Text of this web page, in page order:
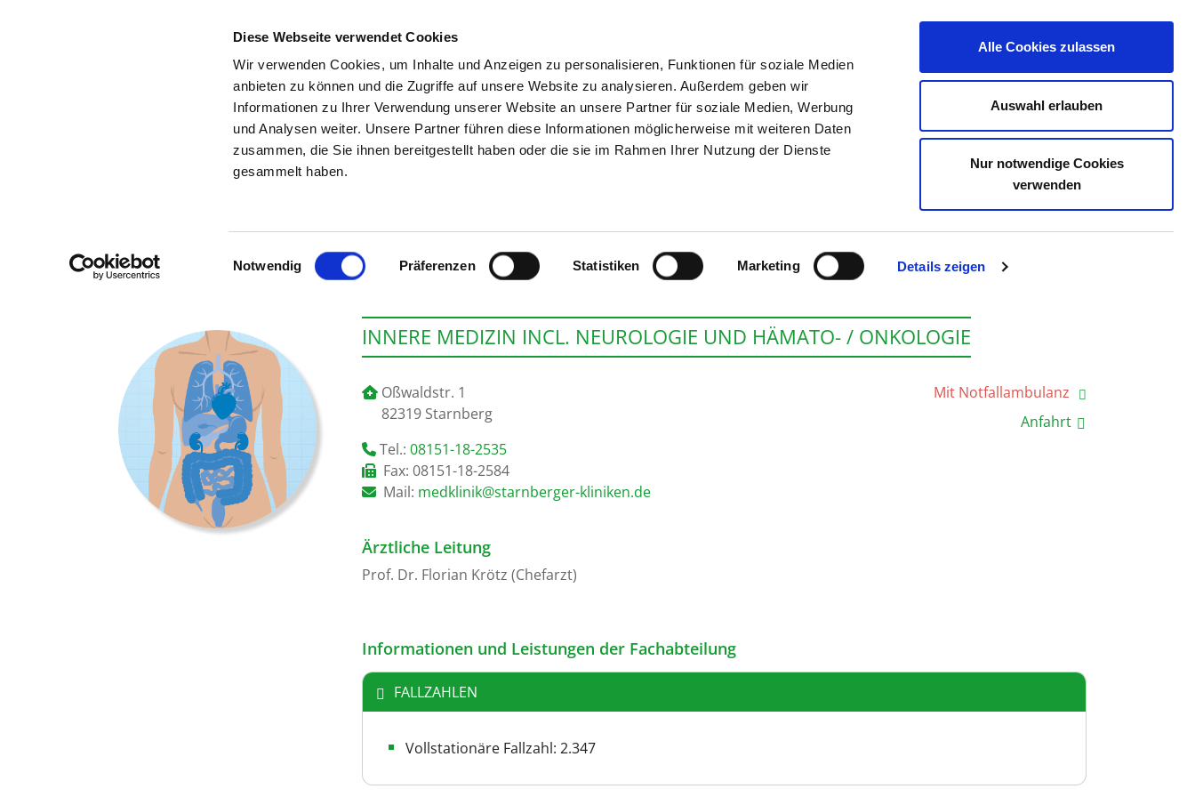
Diese Webseite verwendet Cookies
Wir verwenden Cookies, um Inhalte und Anzeigen zu personalisieren, Funktionen für soziale Medien
anbieten zu können und die Zugriffe auf unsere Website zu analysieren. Außerdem geben wir
Informationen zu Ihrer Verwendung unserer Website an unsere Partner für soziale Medien, Werbung
und Analysen weiter. Unsere Partner führen diese Informationen möglicherweise mit weiteren Daten
zusammen, die Sie ihnen bereitgestellt haben oder die sie im Rahmen Ihrer Nutzung der Dienste
gesammelt haben.
Einwilligungsauswahl
Notwendig Präferenzen Statistiken Marketing Details zeigen
Alle Cookies zulassen
Auswahl erlauben
Nur notwendige Cookies
verwenden
SUCHEN TIPPS & HILFE STELLENBÖRSE KONTAKT
Zur Krankenhaus-Startseite
INNERE MEDIZIN INCL. NEUROLOGIE UND HÄMATO- / ONKOLOGIE
Oßwaldstr. 1
82319 Starnberg
Tel.: 08151-18-2535
Fax: 08151-18-2584
Mail: ed.nekinilk-regrebnrats@kinilkdem
Mit Notfallambulanz
Anfahrt
Ärztliche Leitung
Prof. Dr. Florian Krötz (Chefarzt)
Informationen und Leistungen der Fachabteilung
FALLZAHLEN
Vollstationäre Fallzahl: 2.347